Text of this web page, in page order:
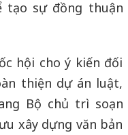
tạo sự đồng thuận
hội cho ý kiến đối
thiện dự án luật,
Bộ chủ trì soạn
xây dựng văn bản